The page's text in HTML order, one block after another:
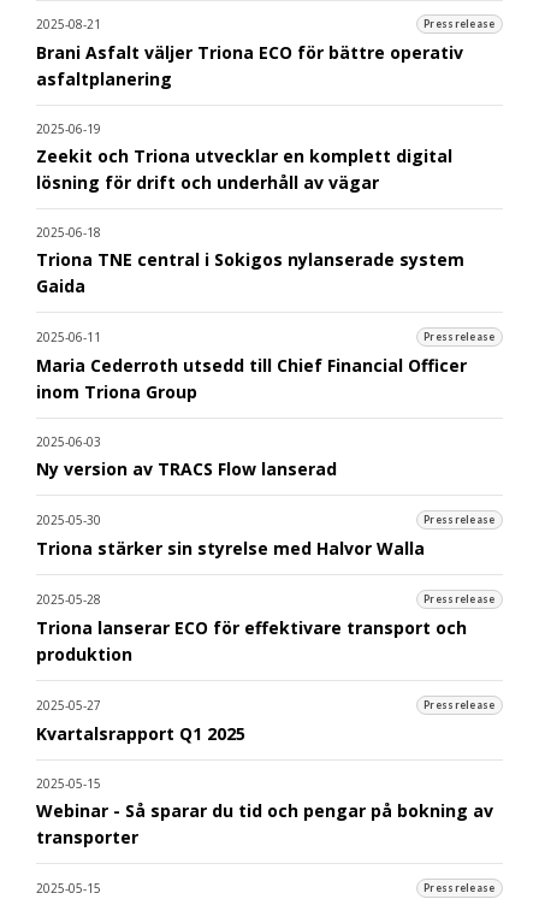
2025-08-21 Pressrelease
Brani Asfalt väljer Triona ECO för bättre operativ
asfaltplanering
2025-06-19
Zeekit och Triona utvecklar en komplett digital
lösning för drift och underhåll av vägar
2025-06-18
Triona TNE central i Sokigos nylanserade system
Gaida
2025-06-11 Pressrelease
Maria Cederroth utsedd till Chief Financial Officer
inom Triona Group
2025-06-03
Ny version av TRACS Flow lanserad
2025-05-30 Pressrelease
Triona stärker sin styrelse med Halvor Walla
2025-05-28 Pressrelease
Triona lanserar ECO för effektivare transport och
produktion
2025-05-27 Pressrelease
Kvartalsrapport Q1 2025
2025-05-15
Webinar - Så sparar du tid och pengar på bokning av
transporter
2025-05-15 Pressrelease